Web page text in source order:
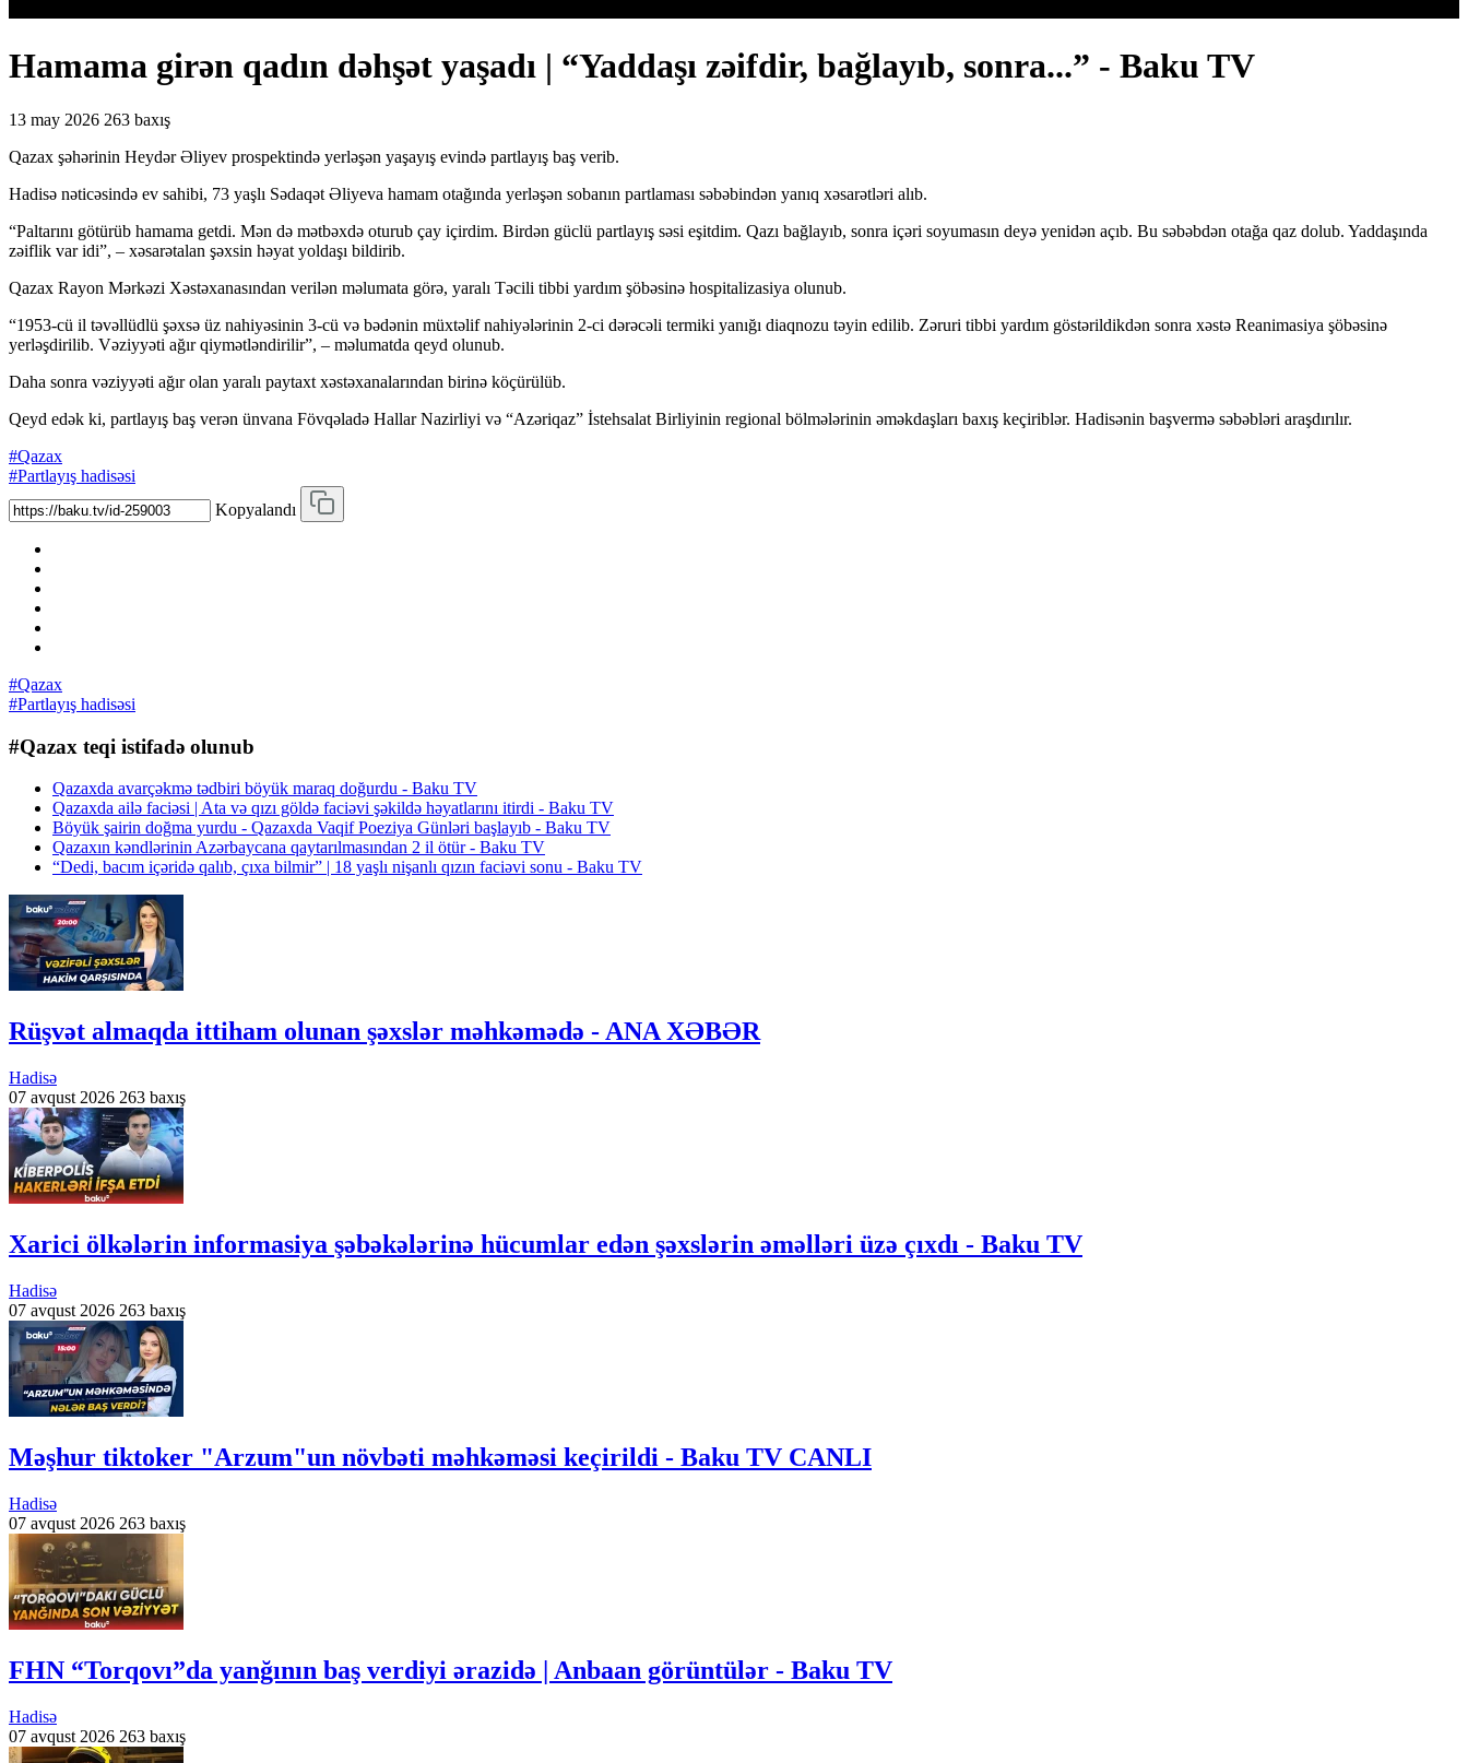
Hamama girən qadın dəhşət yaşadı | “Yaddaşı zəifdir, bağlayıb, sonra...” - Baku TV
13 may 2026 263 baxış
Qazax şəhərinin Heydər Əliyev prospektində yerləşən yaşayış evində partlayış baş verib.
Hadisə nəticəsində ev sahibi, 73 yaşlı Sədaqət Əliyeva hamam otağında yerləşən sobanın partlaması səbəbindən yanıq xəsarətləri alıb.
“Paltarını götürüb hamama getdi. Mən də mətbəxdə oturub çay içirdim. Birdən güclü partlayış səsi eşitdim. Qazı bağlayıb, sonra içəri soyumasın deyə yenidən açıb. Bu səbəbdən otağa qaz dolub. Yaddaşında
zəiflik var idi”, – xəsarətalan şəxsin həyat yoldaşı bildirib.
Qazax Rayon Mərkəzi Xəstəxanasından verilən məlumata görə, yaralı Təcili tibbi yardım şöbəsinə hospitalizasiya olunub.
“1953-cü il təvəllüdlü şəxsə üz nahiyəsinin 3-cü və bədənin müxtəlif nahiyələrinin 2-ci dərəcəli termiki yanığı diaqnozu təyin edilib. Zəruri tibbi yardım göstərildikdən sonra xəstə Reanimasiya şöbəsinə
yerləşdirilib. Vəziyyəti ağır qiymətləndirilir”, – məlumatda qeyd olunub.
Daha sonra vəziyyəti ağır olan yaralı paytaxt xəstəxanalarından birinə köçürülüb.
Qeyd edək ki, partlayış baş verən ünvana Fövqəladə Hallar Nazirliyi və “Azəriqaz” İstehsalat Birliyinin regional bölmələrinin əməkdaşları baxış keçiriblər. Hadisənin başvermə səbəbləri araşdırılır.
#Qazax
#Partlayış hadisəsi
Kopyalandı
#Qazax
#Partlayış hadisəsi
#Qazax teqi istifadə olunub
Qazaxda avarçəkmə tədbiri böyük maraq doğurdu - Baku TV
Qazaxda ailə faciəsi | Ata və qızı göldə faciəvi şəkildə həyatlarını itirdi - Baku TV
Böyük şairin doğma yurdu - Qazaxda Vaqif Poeziya Günləri başlayıb - Baku TV
Qazaxın kəndlərinin Azərbaycana qaytarılmasından 2 il ötür - Baku TV
“Dedi, bacım içəridə qalıb, çıxa bilmir” | 18 yaşlı nişanlı qızın faciəvi sonu - Baku TV
Rüşvət almaqda ittiham olunan şəxslər məhkəmədə - ANA XƏBƏR
Hadisə
07 avqust 2026 263 baxış
Xarici ölkələrin informasiya şəbəkələrinə hücumlar edən şəxslərin əməlləri üzə çıxdı - Baku TV
Hadisə
07 avqust 2026 263 baxış
Məşhur tiktoker "Arzum"un növbəti məhkəməsi keçirildi - Baku TV CANLI
Hadisə
07 avqust 2026 263 baxış
FHN “Torqovı”da yanğının baş verdiyi ərazidə | Anbaan görüntülər - Baku TV
Hadisə
07 avqust 2026 263 baxış